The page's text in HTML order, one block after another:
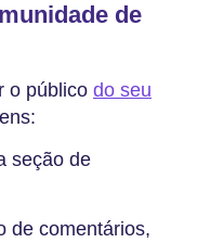
de
o público do seu
seção de
de comentários,